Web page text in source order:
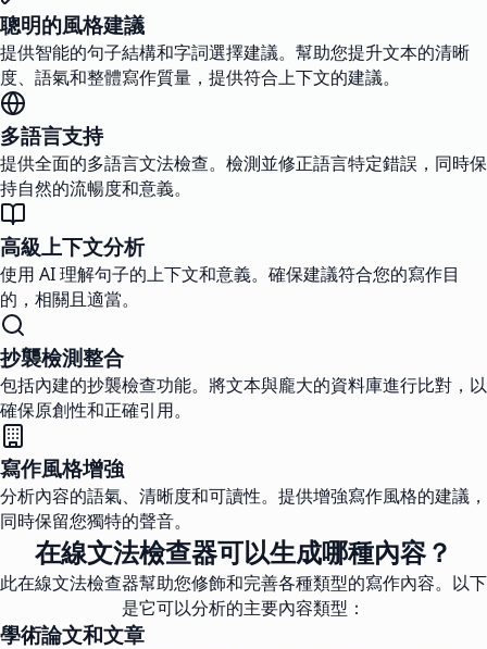
聰明的風格建議
提供智能的句子結構和字詞選擇建議。幫助您提升文本的清晰
度、語氣和整體寫作質量，提供符合上下文的建議。
多語言支持
提供全面的多語言文法檢查。檢測並修正語言特定錯誤，同時保
持自然的流暢度和意義。
高級上下文分析
使用 AI 理解句子的上下文和意義。確保建議符合您的寫作目
的，相關且適當。
抄襲檢測整合
包括內建的抄襲檢查功能。將文本與龐大的資料庫進行比對，以
確保原創性和正確引用。
寫作風格增強
分析內容的語氣、清晰度和可讀性。提供增強寫作風格的建議，
同時保留您獨特的聲音。
在線文法檢查器可以生成哪種內容？
此在線文法檢查器幫助您修飾和完善各種類型的寫作內容。以下
是它可以分析的主要內容類型：
學術論文和文章